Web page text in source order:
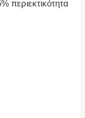
περιεκτικότητα